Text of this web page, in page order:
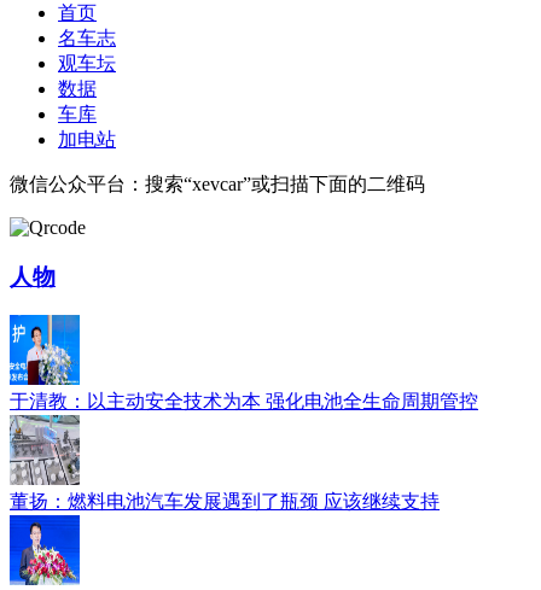
首页
名车志
观车坛
数据
车库
加电站
微信公众平台：搜索“xevcar”或扫描下面的二维码
人物
于清教：以主动安全技术为本 强化电池全生命周期管控
董扬：燃料电池汽车发展遇到了瓶颈 应该继续支持